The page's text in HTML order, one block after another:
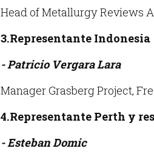
Head of Metallurgy Reviews
3.Representante Indonesia
- Patricio Vergara Lara
Manager Grasberg Project,
4.Representante Perth y
- Esteban Domic